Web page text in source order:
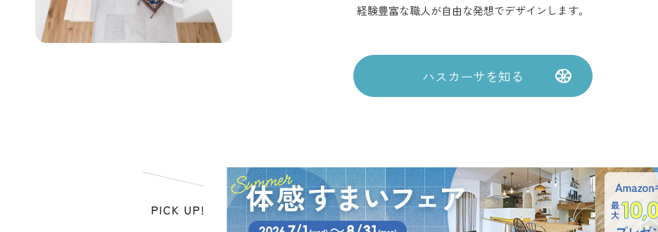
経験豊富な職人が自由な発想でデザインします。
ハスカーサを知る